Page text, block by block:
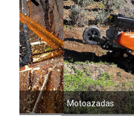
Motoazadas